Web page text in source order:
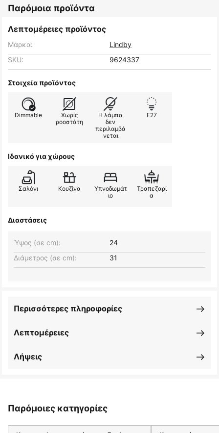
Παρόμοια προϊόντα
Λεπτομέρειες προϊόντος
Μάρκα:
Lindby
SKU:
9624337
Στοιχεία προϊόντος
Dimmable
Χωρίς
ροοστάτη
Η λάμπα
δεν
περιλαμβά
νεται
E27
Ιδανικό για χώρους
Σαλόνι Κουζίνα
Υπνοδωμάτ
ιο
Τραπεζαρί
α
Διαστάσεις
Ύψος (σε cm):
24
Διάμετρος (σε cm):
31
Λεπτομέρειες
Περισσότερες πληροφορίες
Λήψεις
Παρόμοιες κατηγορίες